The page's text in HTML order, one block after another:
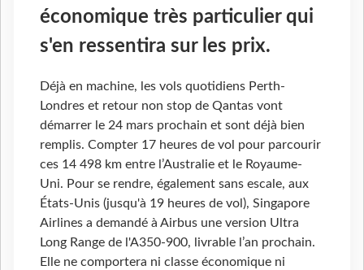
économique très particulier qui
s'en ressentira sur les prix.
Déjà en machine, les vols quotidiens Perth-
Londres et retour non stop de Qantas vont
démarrer le 24 mars prochain et sont déjà bien
remplis. Compter 17 heures de vol pour parcourir
ces 14 498 km entre l’Australie et le Royaume-
Uni. Pour se rendre, également sans escale, aux
États-Unis (jusqu'à 19 heures de vol), Singapore
Airlines a demandé à Airbus une version Ultra
Long Range de l'A350-900, livrable l’an prochain.
Elle ne comportera ni classe économique ni